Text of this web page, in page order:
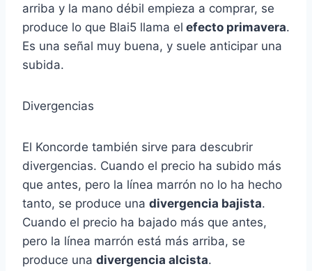
arriba y la mano débil empieza a comprar, se
produce lo que Blai5 llama el efecto primavera.
Es una señal muy buena, y suele anticipar una
subida.
Divergencias
El Koncorde también sirve para descubrir
divergencias. Cuando el precio ha subido más
que antes, pero la línea marrón no lo ha hecho
tanto, se produce una divergencia bajista.
Cuando el precio ha bajado más que antes,
pero la línea marrón está más arriba, se
produce una divergencia alcista.